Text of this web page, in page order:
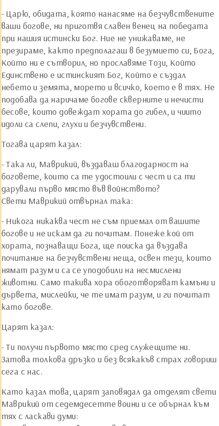
- Царю, обидата, която нанасяме на безчувствените
ваши богове, ни приготвя славен венец на победата
при нашия истински Бог. Ние не унижаваме, не
презираме, както предполагаш в безумието си, Бога,
Който ни е сътворил, но прославяме Този, Който
Единствено е истинският Бог, Който е създал
небето и земята, морето и всичко, което е в тях. Не
подобава да наричаме богове скверните и нечисти
бесове, които довеждат хората до гибел, и чиито
идоли са слепи, глухи и безчувствени.
Тогава царят казал:
- Така ли, Маврикий, въздаваш благодарност на
боговете, които са те удостоили с чест и са ти
дарували първо място във войнството?
Свети Маврикий отвърнал така:
- Никога никаква чест не съм приемал от вашите
богове и не искам да ги почитам. Понеже кой от
хората, познаващи Бога, ще поиска да въздава
почитание на безчувствени неща, освен тези, които
нямат разум и са се уподобили на несмислени
животни. Само такива хора обоготворяват камъни и
дървета, мислейки, че те имат разум, и ги почитат
като богове.
Царят казал:
- Ти получи първото място сред служещите ни.
Затова толкова дръзко и без всякакъв страх говориш
сега с нас.
Като казал това, царят заповядал да отделят свети
Маврикий от седемдесетте воини и се обърнал към
тях с ласкави думи: